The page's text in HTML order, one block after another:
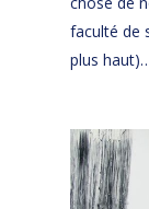
faculté de
plus